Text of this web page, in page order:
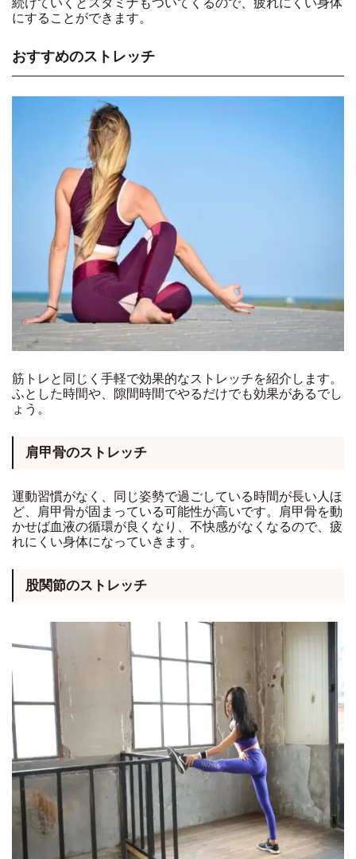
にすることができます。
おすすめのストレッチ
筋トレと同じく手軽で効果的なストレッチを紹介します。
ふとした時間や、隙間時間でやるだけでも効果があるでし
ょう。
肩甲骨のストレッチ
運動習慣がなく、同じ姿勢で過ごしている時間が長い人ほ
ど、肩甲骨が固まっている可能性が高いです。肩甲骨を動
かせば血液の循環が良くなり、不快感がなくなるので、疲
れにくい身体になっていきます。
股関節のストレッチ